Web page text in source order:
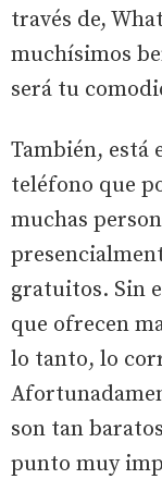
través de,
muchísimos
será tu
También, está
teléfono que
muchas
gratuitos. Sin
que ofrecen
lo tanto, lo
son tan
punto muy